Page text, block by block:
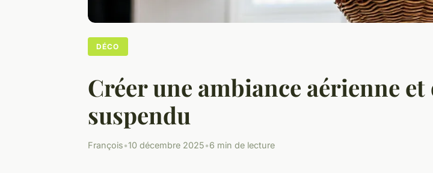
DÉCO
Créer une ambiance aérienne
suspendu
François•10 décembre 2025•6 min de lecture